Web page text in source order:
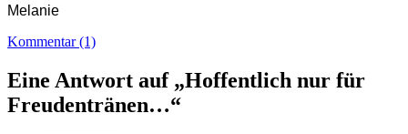
Melanie
Kommentar (1)
Eine Antwort auf „Hoffentlich nur für
Freudentränen…“